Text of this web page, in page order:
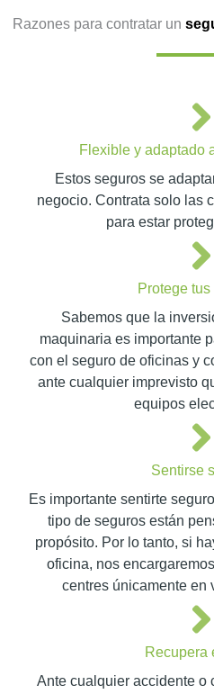
Razones para contratar un
Flexible y adaptado
Estos seguros se
negocio. Contrata solo las
para estar
Protege
Sabemos que la
maquinaria es importante
con el seguro de oficinas y
ante cualquier imprevisto
equipos
Sentirse
Es importante sentirte
tipo de seguros están
propósito. Por lo tanto, si
oficina, nos
centres únicamente en
Recupera
Ante cualquier accidente o